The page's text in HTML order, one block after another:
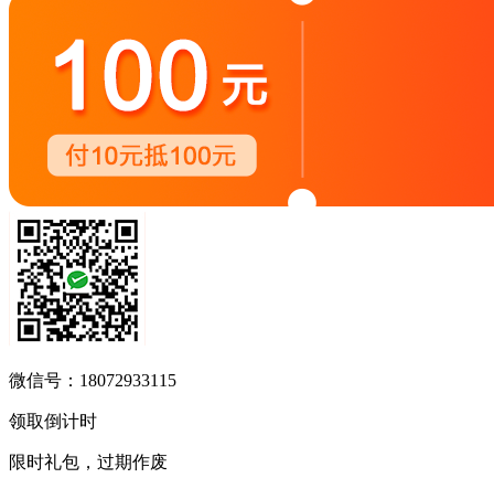
微信号：18072933115
领取倒计时
限时礼包，过期作废